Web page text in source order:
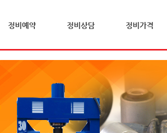
정비예약 정비상담 정비가격